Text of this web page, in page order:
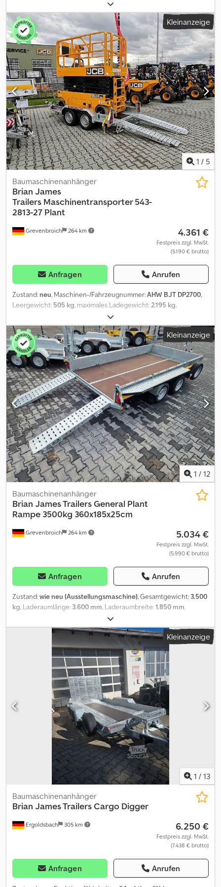
für Ihren neuen Anhänger bietet starke Markenfabrikate! über
850 Neuanhänger auf Lager Chsdpfezdzb Uox Aqqea über 130
gebrauchte Anhänger ständig im Angebot unverbindliches
Beispiel: Maschinentransporter Cargo Digger Plant 2
320x170x15cm 3500kg Tandem Tieflader V Fahrgestell -
Auflaufgebremst - Bereifung 12" - Ladeflächenhöhe 38cm -
Stahlmulde verzinkt mit Lochstahlboden, DIN Zurrbügel -
Schaufelablage montiert - Auffahrrampen Stahl klappbar
verschiebbar, Kugelkupplung abschließbar, verstärktes Stützrad.....
😊 Verkauf rund um die Uhr über unseren Onlineshop auf
trailershop de Verkauf telefonische Bestellannahme : MO. - FR. 08.
00 - 12. 30 UHR / 14. 00 - 18. 00 UHR oder rund um die Uhr über
unseren Onlineshop auf trailershop Inhalt und Bilder unterliegen
dem Urheberrecht - Logos Markenschutz 06/26 543-1320
Kleinanzeige
1 / 5
Grevenbroich 264 km
Baumaschinenanhänger
Brian James
Trailers Maschinentransporter 543-
2813-27 Plant
4.361 €
Festpreis zzgl. MwSt.
(5.190 € brutto)
Anfragen Anrufen
Zustand: neu, Maschinen-/Fahrzeugnummer:AHW BJT DP2700,
Leergewicht: 505 kg , maximales Ladegewicht: 2.195 kg
, Laderaumlänge:
Laderaumbreite:1.300 mm, sofort verfügbar für Bühnen oder
Minibagger Transport \Maschinentransporter Cargo Digger Plant
2 280x130x15cm 2.700kg Modell LED Licht \Tandem Tieflader V
Fahrgestell - Auflaufgebremst - Bereifung 14" - Ladeflächenhöhe
38cm - Stahlmulde verzinkt mit Lochstahlboden, DIN Zurrbügel -
Schaufelablage montiert - Auffahrrampen Stahl klappbar
verschiebbar, Stützrad.....Jetzt telefonisch Abholtermin
vereinbaren ! Chodpozdy U Tjfx Aqqsa 543-
0110\VERSION29002 06/26
Kleinanzeige
1 / 12
Grevenbroich 264 km
Baumaschinenanhänger
Brian James TrailersGeneral Plant
Rampe 3500kg 360x185x25cm
5.034 €
Festpreis zzgl. MwSt.
(5.990 € brutto)
Anfragen Anrufen
Zustand:wie neu (Ausstellungsmaschine), Gesamtgewicht: 3.500
kg, Laderaumlänge: 3.600 mm, Laderaumbreite:1.850 mm,
, ANHÄNGERWIRTZ hat über 800
Neuanhänger auf Lager über 100 gebrauchte Anhänger ständig
online im Angebot unverbindliches Beispiel: Finanzierung ab 199,-
monatlich möglich Brian James General Plant 360x185x25cm
Auffahrrampen Reserverad (L) 3500kg Maschinentransporter
General Plant 360x185x25cm 3500kg Tandem Tieflader V
Fahrgestell - Auflaufgebremst - Kugelkupplung AL-KO
abschließbar, Bereifung 13" - niedrige Ladeflächenhöhe 38cm -
massive Stahlmulde verzinkt mit Multiplex Boden, integrierte
Zurrbügel - Begehbare Kotflügel mit Antirutschblech,
Auffahrrampen verschiebbar, Automatik Stützrad, Moderne
Beleuchtung geschützt eingebaut..... Ausstellungsanhänger
solange Vorrat reicht ! Codpfx Aqjzbrtqjqeha Verkauf
telefonische Bestellannahme: 😊 MO. - FR. 08. 00 - 12. 30 UHR & 14.
00 - 18. 00 UHR oder rund um die Uhr über unseren trailershop
direkt kaufen 06/25 550-3342+Version
Kleinanzeige
1 / 13
Ergoldsbach 305 km
Baumaschinenanhänger
Brian James TrailersCargo Digger
6.250 €
Festpreis zzgl. MwSt.
(7.438 € brutto)
Anfragen Anrufen